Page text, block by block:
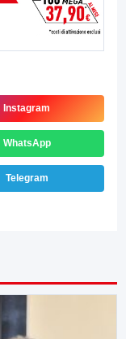
Instagram
WhatsApp
Telegram